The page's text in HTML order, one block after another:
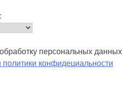
персональных данных
конфидециальности